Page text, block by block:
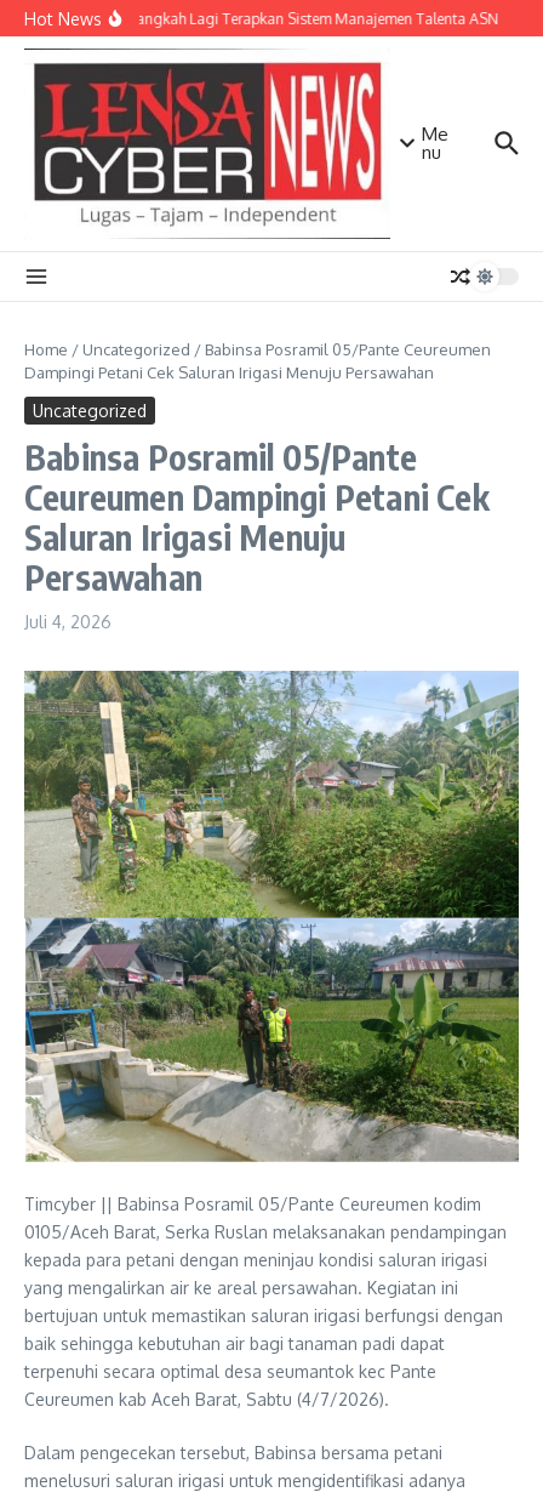
Lewati ke konten
Hot NewsNTB Selangkah Lagi Terapkan Sistem Manajemen Talenta ASN
Me
nu
Home / Uncategorized / Babinsa Posramil 05/Pante Ceureumen
Dampingi Petani Cek Saluran Irigasi Menuju Persawahan
Uncategorized
Babinsa Posramil 05/Pante
Ceureumen Dampingi Petani Cek
Saluran Irigasi Menuju
Persawahan
Juli 4, 2026
Timcyber || Babinsa Posramil 05/Pante Ceureumen kodim
0105/Aceh Barat, Serka Ruslan melaksanakan pendampingan
kepada para petani dengan meninjau kondisi saluran irigasi
yang mengalirkan air ke areal persawahan. Kegiatan ini
bertujuan untuk memastikan saluran irigasi berfungsi dengan
baik sehingga kebutuhan air bagi tanaman padi dapat
terpenuhi secara optimal desa seumantok kec Pante
Ceureumen kab Aceh Barat, Sabtu (4/7/2026).
Dalam pengecekan tersebut, Babinsa bersama petani
menelusuri saluran irigasi untuk mengidentifikasi adanya